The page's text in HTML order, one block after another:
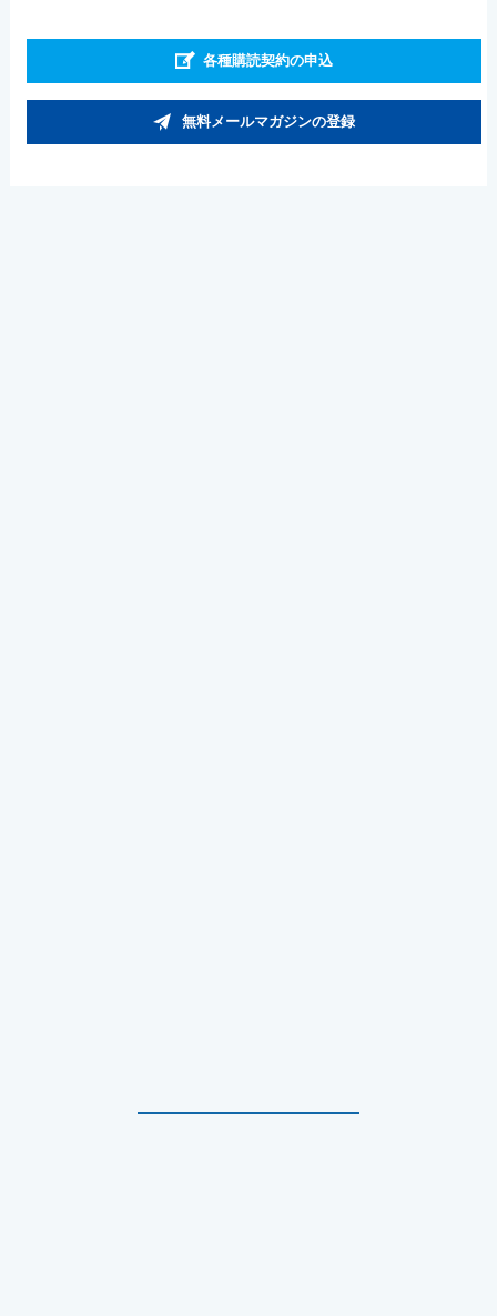
各種購読契約の申込
無料メールマガジンの登録